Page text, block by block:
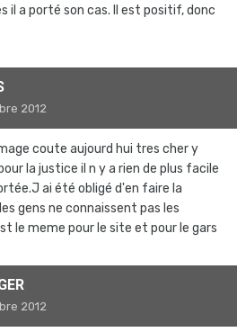
il a porté son cas. Il est positif, donc
2012
coute aujourd hui tres cher y
la justice il n y a rien de plus facile
ai été obligé d'en faire la
gens ne connaissent pas les
le meme pour le site et pour le gars
2012